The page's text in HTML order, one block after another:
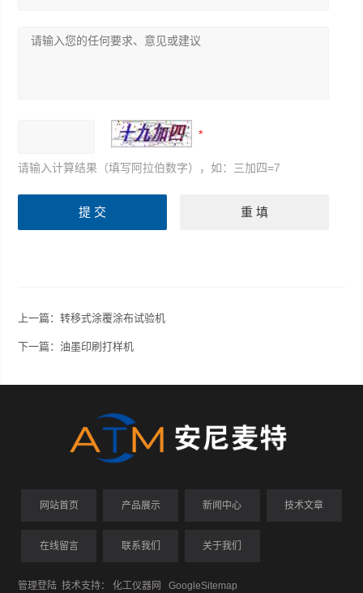
请输入计算结果（填写阿拉伯数字），如：三加四=7
上一篇：转移式涂覆涂布试验机
下一篇：油墨印刷打样机
网站首页 产品展示 新闻中心 技术文章
在线留言 联系我们 关于我们
管理登陆 技术支持：化工仪器网 GoogleSitemap